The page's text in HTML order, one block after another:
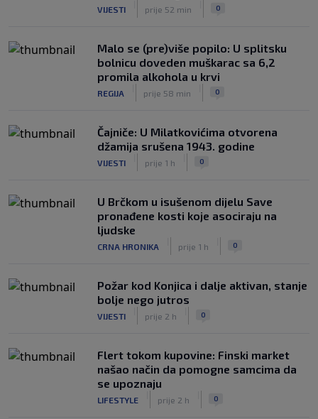
VIJESTI prije 52 min 0
Malo se (pre)više popilo: U splitsku
bolnicu doveden muškarac sa 6,2
promila alkohola u krvi
REGIJA prije 58 min 0
Čajniče: U Milatkovićima otvorena
džamija srušena 1943. godine
VIJESTI prije 1 h 0
U Brčkom u isušenom dijelu Save
pronađene kosti koje asociraju na
ljudske
CRNA HRONIKA prije 1 h 0
Požar kod Konjica i dalje aktivan, stanje
bolje nego jutros
VIJESTI prije 2 h 0
Flert tokom kupovine: Finski market
našao način da pomogne samcima da
se upoznaju
LIFESTYLE prije 2 h 0